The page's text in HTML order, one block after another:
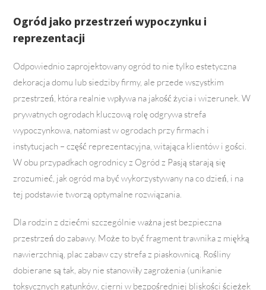
Ogród jako przestrzeń wypoczynku i
reprezentacji
Odpowiednio zaprojektowany ogród to nie tylko estetyczna
dekoracja domu lub siedziby firmy, ale przede wszystkim
przestrzeń, która realnie wpływa na jakość życia i wizerunek. W
prywatnych ogrodach kluczową rolę odgrywa strefa
wypoczynkowa, natomiast w ogrodach przy firmach i
instytucjach – część reprezentacyjna, witająca klientów i gości.
W obu przypadkach ogrodnicy z Ogród z Pasją starają się
zrozumieć, jak ogród ma być wykorzystywany na co dzień, i na
tej podstawie tworzą optymalne rozwiązania.
Dla rodzin z dziećmi szczególnie ważna jest bezpieczna
przestrzeń do zabawy. Może to być fragment trawnika z miękką
nawierzchnią, plac zabaw czy strefa z piaskownicą. Rośliny
dobierane są tak, aby nie stanowiły zagrożenia (unikanie
toksycznych gatunków, cierni w bezpośredniej bliskości ścieżek